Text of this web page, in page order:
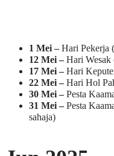
1 Mei –Hari Pekerja
12 Mei –Hari Wesak
17 Mei –Hari
22 Mei –Hari Hol
30 Mei –Pesta
31 Mei –Pesta
sahaja)